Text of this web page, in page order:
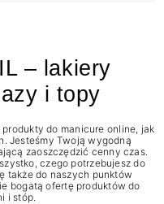
– lakiery
i topy
do manicure online, jak
Jesteśmy Twoją wygodną
zaoszczędzić cenny czas.
czego potrzebujesz do
także do naszych punktów
bogatą ofertę produktów do
i stóp.